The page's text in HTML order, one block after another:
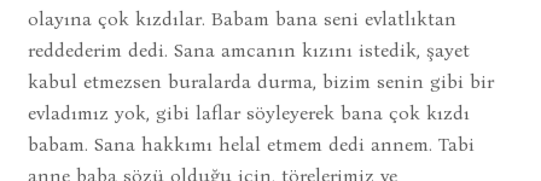
olayına çok kızdılar. Babam bana seni evlatlıktan
reddederim dedi. Sana amcanın kızını istedik, şayet
kabul etmezsen buralarda durma, bizim senin gibi bir
evladımız yok, gibi laflar söyleyerek bana çok kızdı
babam. Sana hakkımı helal etmem dedi annem. Tabi
anne baba sözü olduğu için, törelerimiz ve